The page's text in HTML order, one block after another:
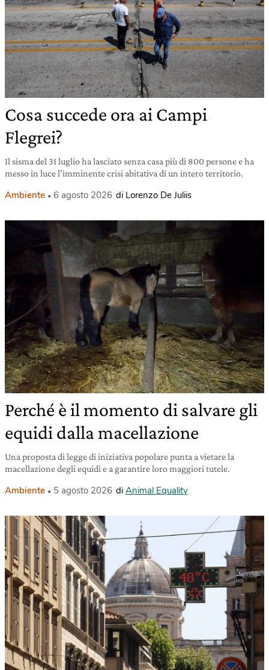
Cosa succede ora ai Campi
Flegrei?
Il sisma del 31 luglio ha lasciato senza casa più di 800 persone e ha
messo in luce l’imminente crisi abitativa di un intero territorio.
Ambiente 6 agosto 2026 di Lorenzo De Juliis
Perché è il momento di salvare gli
equidi dalla macellazione
Una proposta di legge di iniziativa popolare punta a vietare la
macellazione degli equidi e a garantire loro maggiori tutele.
Ambiente 5 agosto 2026 di Animal Equality